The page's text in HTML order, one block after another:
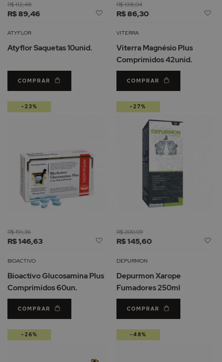
R$ 89,46
R$ 112,48
Adicionar
Lista
Desejos
ATYFLOR
Atyflor Saquetas 10unid.
COMPRAR
R$ 86,30
R$ 138,04
VITERRA
Viterra Magnésio Plus
Comprimidos 42unid.
COMPRAR
R$ 146,63
R$ 191,36
Adicionar
Lista
Desejos
BIOACTIVO
Bioactivo Glucosamina Plus
Comprimidos 60un.
COMPRAR
-23%
R$ 145,60
R$ 200,09
DEPURMON
Depurmon Xarope
Fumadores 250ml
COMPRAR
-27%
-26% -48%